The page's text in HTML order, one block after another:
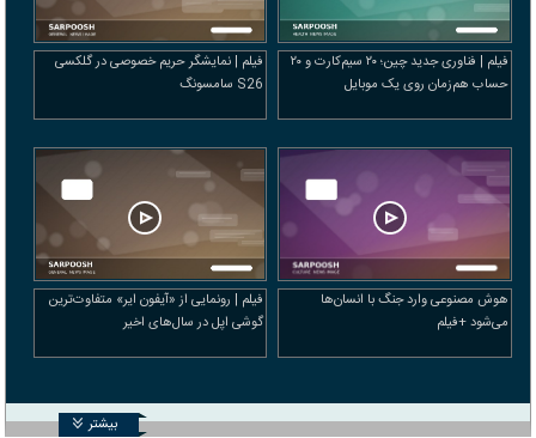
فیلم | فناوری جدید چین؛ ۲۰ سیم‌کارت و ۲۰
حساب هم‌زمان روی یک موبایل
فیلم | نمایشگر حریم خصوصی در گلکسی
S26 سامسونگ
هوش مصنوعی وارد جنگ با انسان‌ها
می‌شود +فیلم
فیلم | رونمایی از «آیفون ایر» متفاوت‌ترین
گوشی اپل در سال‌های اخیر
بیشتر